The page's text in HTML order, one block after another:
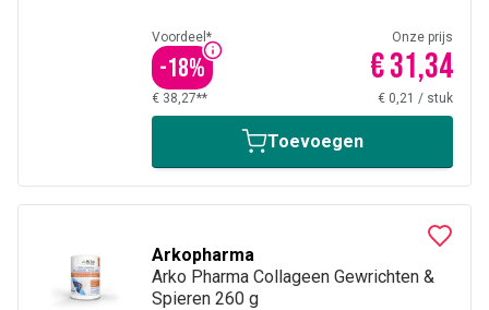
Voordeel*
-18%
Onze prijs
€ 31,34
€ 38,27** € 0,21 / stuk
Toevoegen
Arkopharma
Arko Pharma Collageen Gewrichten &
Spieren 260 g